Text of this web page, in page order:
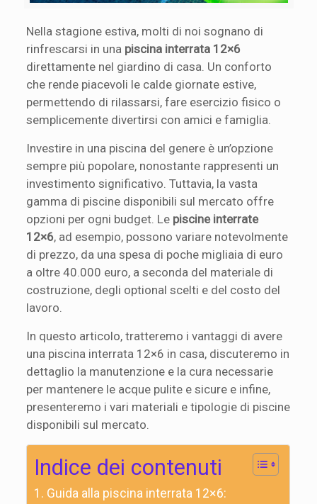
Nella stagione estiva, molti di noi sognano di
rinfrescarsi in una piscina interrata 12×6
direttamente nel giardino di casa. Un conforto
che rende piacevoli le calde giornate estive,
permettendo di rilassarsi, fare esercizio fisico o
semplicemente divertirsi con amici e famiglia.
Investire in una piscina del genere è un’opzione
sempre più popolare, nonostante rappresenti un
investimento significativo. Tuttavia, la vasta
gamma di piscine disponibili sul mercato offre
opzioni per ogni budget. Le piscine interrate
12×6, ad esempio, possono variare notevolmente
di prezzo, da una spesa di poche migliaia di euro
a oltre 40.000 euro, a seconda del materiale di
costruzione, degli optional scelti e del costo del
lavoro.
In questo articolo, tratteremo i vantaggi di avere
una piscina interrata 12×6 in casa, discuteremo in
dettaglio la manutenzione e la cura necessarie
per mantenere le acque pulite e sicure e infine,
presenteremo i vari materiali e tipologie di piscine
disponibili sul mercato.
Indice dei contenuti
Guida alla piscina interrata 12×6: